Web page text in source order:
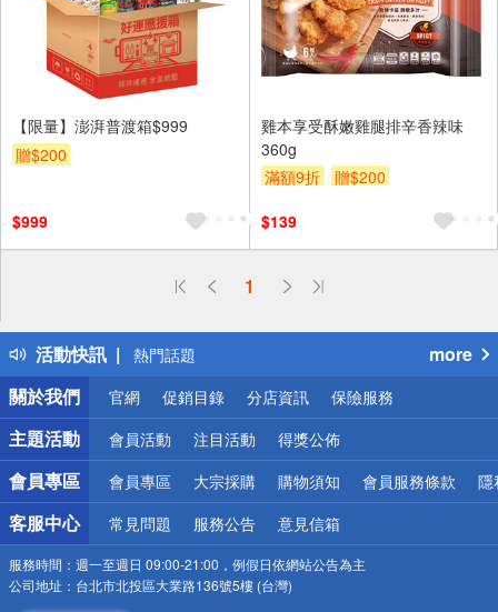
【限量】澎湃普渡箱$999
贈$200
$999
雞本享受酥嫩雞腿排辛香辣味
360g
滿額9折
贈$200
$139
1
活動快訊
偏遠地區配送
得獎公告
熱門話題
銀行優惠
偏遠地區配送
詐騙網頁！請小心！
more
關於我們
官網 促銷目錄 分店資訊 保險服務
主題活動 會員活動 注目活動 得獎公佈
會員專區 會員專區 大宗採購 購物須知 會員服務條款 隱
客服中心 常見問題 服務公告 意見信箱
服務時間： 週一至週日 09:00-21:00，例假日依網站公告為主
公司地址： 台北市北投區大業路136號5樓 (台灣)